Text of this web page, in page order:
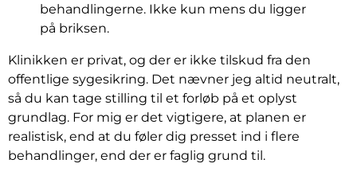
behandlingerne. Ikke kun mens du ligger
på briksen.
Klinikken er privat, og der er ikke tilskud fra den
offentlige sygesikring. Det nævner jeg altid neutralt,
så du kan tage stilling til et forløb på et oplyst
grundlag. For mig er det vigtigere, at planen er
realistisk, end at du føler dig presset ind i flere
behandlinger, end der er faglig grund til.